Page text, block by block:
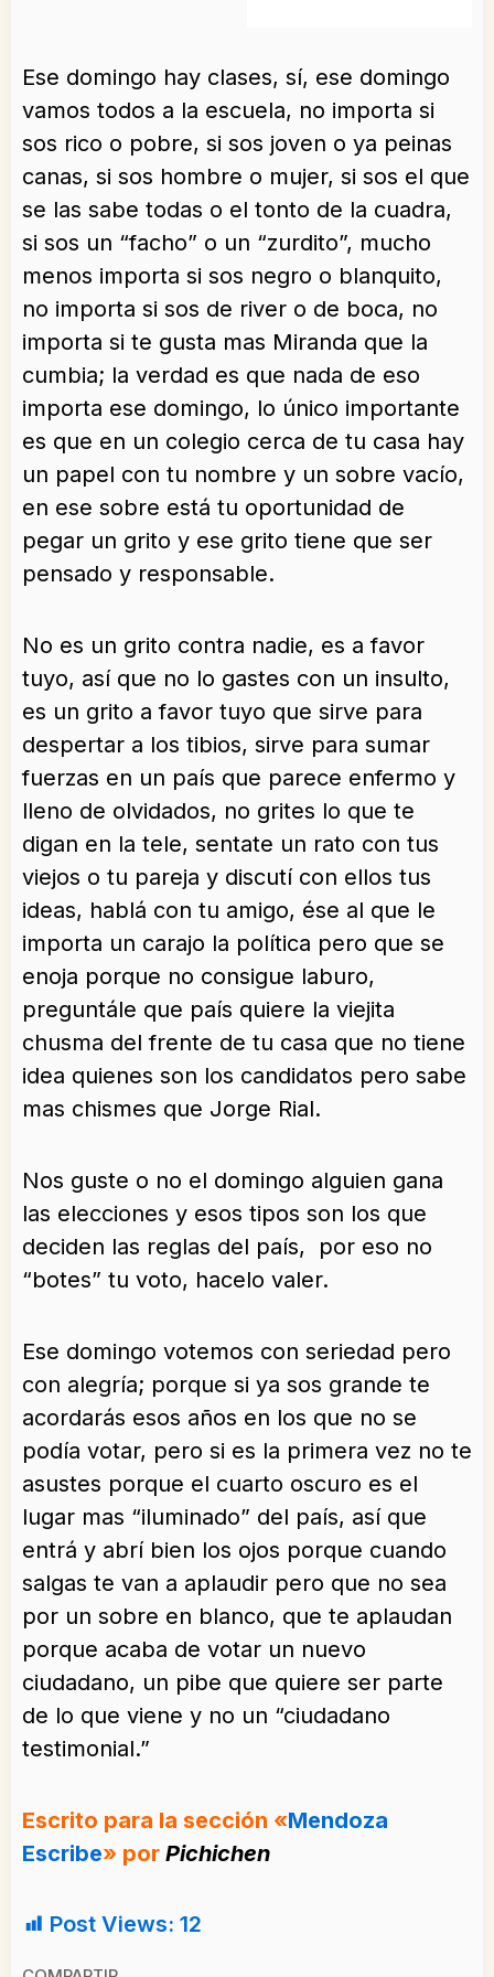
Ese domingo hay clases, sí, ese domingo
vamos todos a la escuela, no importa si
sos rico o pobre, si sos joven o ya peinas
canas, si sos hombre o mujer, si sos el que
se las sabe todas o el tonto de la cuadra,
si sos un “facho” o un “zurdito”, mucho
menos importa si sos negro o blanquito,
no importa si sos de river o de boca, no
importa si te gusta mas Miranda que la
cumbia; la verdad es que nada de eso
importa ese domingo, lo único importante
es que en un colegio cerca de tu casa hay
un papel con tu nombre y un sobre vacío,
en ese sobre está tu oportunidad de
pegar un grito y ese grito tiene que ser
pensado y responsable.
No es un grito contra nadie, es a favor
tuyo, así que no lo gastes con un insulto,
es un grito a favor tuyo que sirve para
despertar a los tibios, sirve para sumar
fuerzas en un país que parece enfermo y
lleno de olvidados, no grites lo que te
digan en la tele, sentate un rato con tus
viejos o tu pareja y discutí con ellos tus
ideas, hablá con tu amigo, ése al que le
importa un carajo la política pero que se
enoja porque no consigue laburo,
preguntále que país quiere la viejita
chusma del frente de tu casa que no tiene
idea quienes son los candidatos pero sabe
mas chismes que Jorge Rial.
Nos guste o no el domingo alguien gana
las elecciones y esos tipos son los que
deciden las reglas del país, por eso no
“botes” tu voto, hacelo valer.
Ese domingo votemos con seriedad pero
con alegría; porque si ya sos grande te
acordarás esos años en los que no se
podía votar, pero si es la primera vez no te
asustes porque el cuarto oscuro es el
lugar mas “iluminado” del país, así que
entrá y abrí bien los ojos porque cuando
salgas te van a aplaudir pero que no sea
por un sobre en blanco, que te aplaudan
porque acaba de votar un nuevo
ciudadano, un pibe que quiere ser parte
de lo que viene y no un “ciudadano
testimonial.”
Escrito para la sección «Mendoza
Escribe» por Pichichen
Post Views: 12